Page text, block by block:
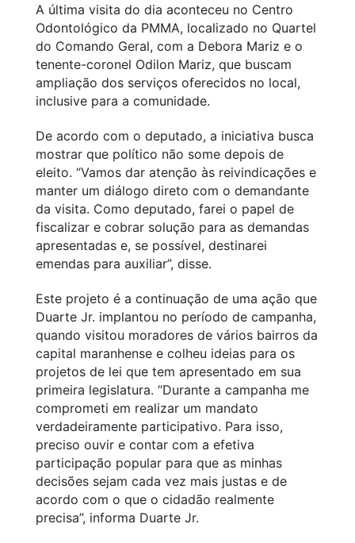
A última visita do dia aconteceu no Centro
Odontológico da PMMA, localizado no Quartel
do Comando Geral, com a Debora Mariz e o
tenente-coronel Odilon Mariz, que buscam
ampliação dos serviços oferecidos no local,
inclusive para a comunidade.
De acordo com o deputado, a iniciativa busca
mostrar que político não some depois de
eleito. “Vamos dar atenção às reivindicações e
manter um diálogo direto com o demandante
da visita. Como deputado, farei o papel de
fiscalizar e cobrar solução para as demandas
apresentadas e, se possível, destinarei
emendas para auxiliar”, disse.
Este projeto é a continuação de uma ação que
Duarte Jr. implantou no período de campanha,
quando visitou moradores de vários bairros da
capital maranhense e colheu ideias para os
projetos de lei que tem apresentado em sua
primeira legislatura. “Durante a campanha me
comprometi em realizar um mandato
verdadeiramente participativo. Para isso,
preciso ouvir e contar com a efetiva
participação popular para que as minhas
decisões sejam cada vez mais justas e de
acordo com o que o cidadão realmente
precisa”, informa Duarte Jr.